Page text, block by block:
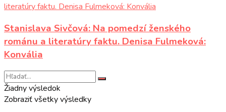
Stanislava Sivčová: Na pomedzí ženského
románu a literatúry faktu. Denisa Fulmeková:
Konvália
Žiadny výsledok
Zobraziť všetky výsledky